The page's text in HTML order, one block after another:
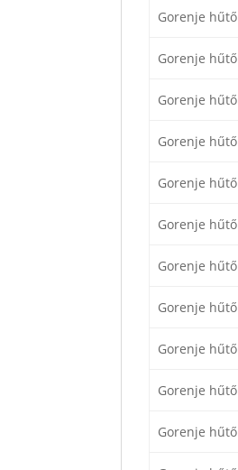
Gorenje hűtő
Gorenje hűtő
Gorenje hűtő
Gorenje hűtő
Gorenje hűtő
Gorenje hűtő
Gorenje hűtő
Gorenje hűtő
Gorenje hűtő
Gorenje hűtő
Gorenje hűtő